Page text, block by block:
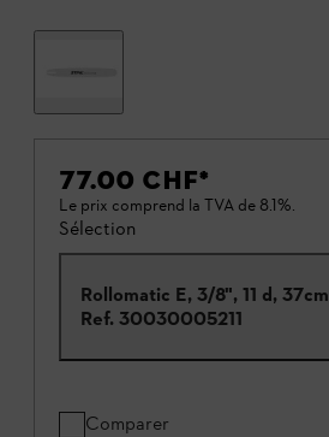
77.00 CHF*
Le prix comprend la TVA de 8.1%.
Sélection
Rollomatic E, 3/8", 11 d, 37cm
Ref. 30030005211
Comparer